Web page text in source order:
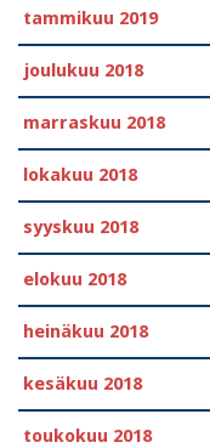
tammikuu 2019
joulukuu 2018
marraskuu 2018
lokakuu 2018
syyskuu 2018
elokuu 2018
heinäkuu 2018
kesäkuu 2018
toukokuu 2018